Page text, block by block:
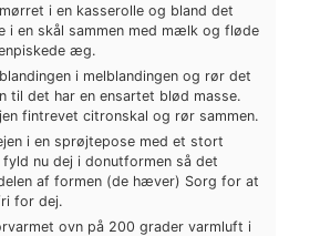
i en kasserolle og bland det
i en skål sammen med mælk og fløde
æg.
i melblandingen og rør det
til det har en ensartet blød masse.
fintrevet citronskal og rør sammen.
i en sprøjtepose med et stort
nu dej i donutformen så det
af formen (de hæver) Sorg for at
for dej.
ovn på 200 grader varmluft i